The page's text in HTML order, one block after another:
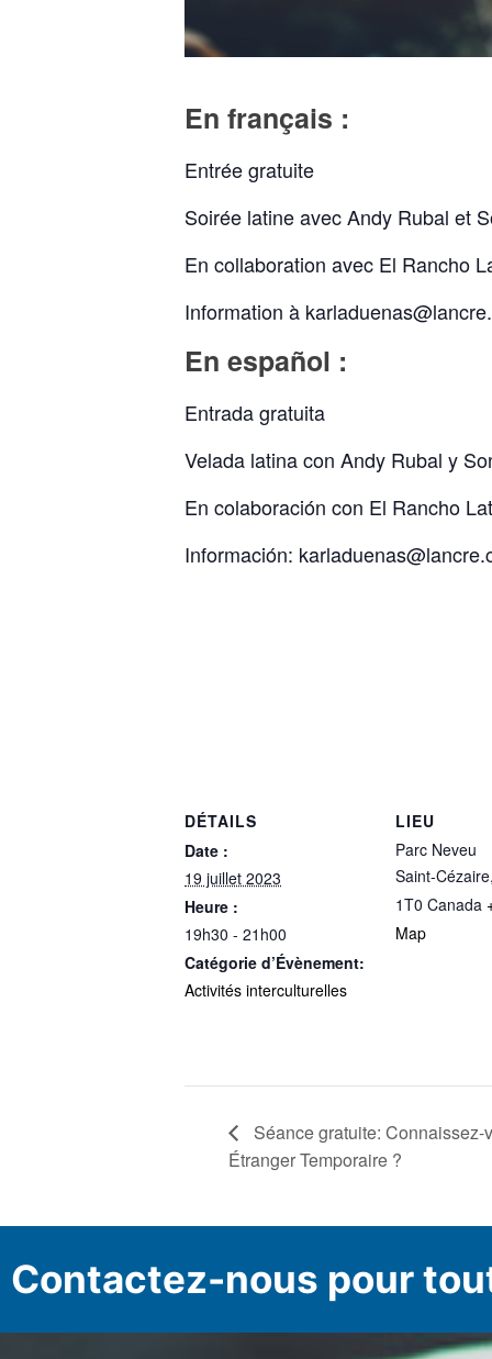
En français :
Entrée gratuite
Soirée latine avec Andy Rubal et
En collaboration avec El Rancho
Information à
En español :
Entrada gratuita
Velada latina con Andy Rubal y
En colaboración con El Rancho
Información:
DÉTAILS
Date :
19 juillet 2023
Heure :
19h30 - 21h00
Catégorie d’Évènement:
Activités interculturelles
LIEU
Parc Neveu
Saint-Cézaire,
1T0 Canada
Map
Séance gratuite:
Étranger Temporaire ?
Contactez-nous pour